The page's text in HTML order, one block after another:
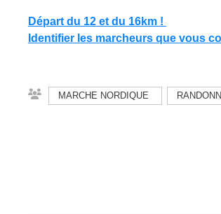
Départ du 12 et du 16km !
Identifier les marcheurs que vous
MARCHE NORDIQUE